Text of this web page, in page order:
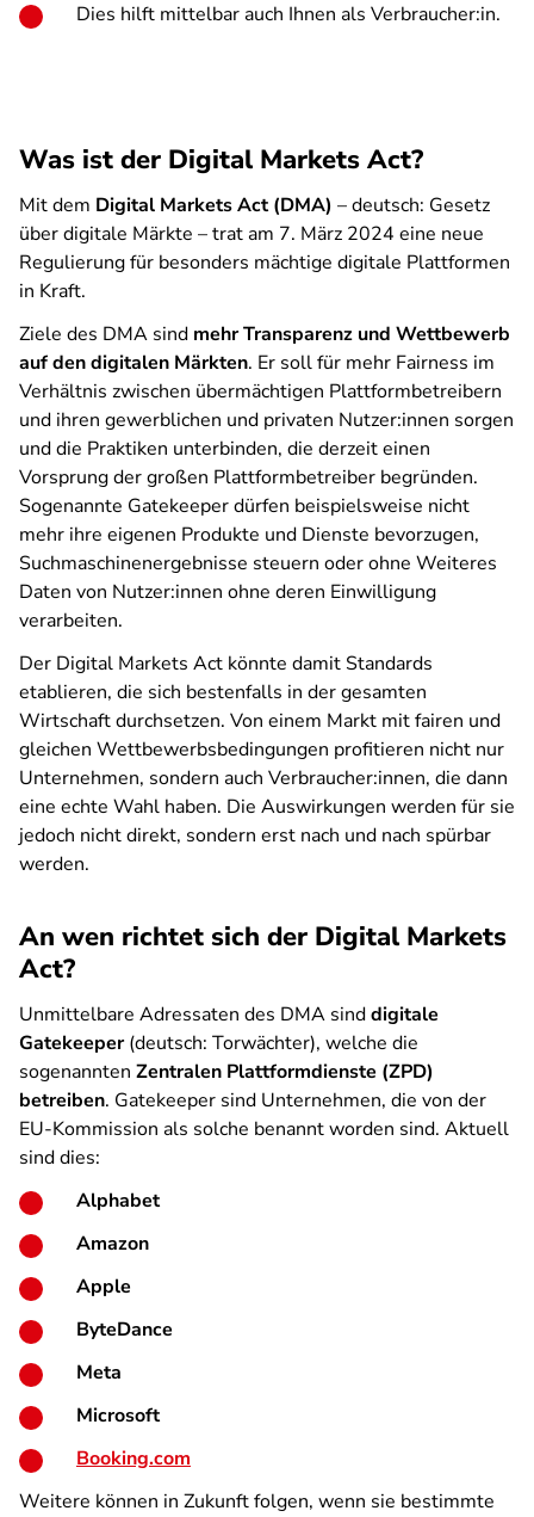
Dies hilft mittelbar auch Ihnen als Verbraucher:in.
Was ist der Digital Markets Act?
Mit dem Digital Markets Act (DMA) – deutsch: Gesetz
über digitale Märkte – trat am 7. März 2024 eine neue
Regulierung für besonders mächtige digitale Plattformen
in Kraft.
Ziele des DMA sind mehr Transparenz und Wettbewerb
auf den digitalen Märkten. Er soll für mehr Fairness im
Verhältnis zwischen übermächtigen Plattformbetreibern
und ihren gewerblichen und privaten Nutzer:innen sorgen
und die Praktiken unterbinden, die derzeit einen
Vorsprung der großen Plattformbetreiber begründen.
Sogenannte Gatekeeper dürfen beispielsweise nicht
mehr ihre eigenen Produkte und Dienste bevorzugen,
Suchmaschinenergebnisse steuern oder ohne Weiteres
Daten von Nutzer:innen ohne deren Einwilligung
verarbeiten.
Der Digital Markets Act könnte damit Standards
etablieren, die sich bestenfalls in der gesamten
Wirtschaft durchsetzen. Von einem Markt mit fairen und
gleichen Wettbewerbsbedingungen profitieren nicht nur
Unternehmen, sondern auch Verbraucher:innen, die dann
eine echte Wahl haben. Die Auswirkungen werden für sie
jedoch nicht direkt, sondern erst nach und nach spürbar
werden.
An wen richtet sich der Digital Markets
Act?
Unmittelbare Adressaten des DMA sinddigitale
Gatekeeper(deutsch: Torwächter), welche die
sogenannten Zentralen Plattformdienste (ZPD)
betreiben. Gatekeeper sind Unternehmen, die von der
EU-Kommission als solche benannt worden sind. Aktuell
sind dies:
Alphabet
Amazon
Apple
ByteDance
Meta
Microsoft
Booking.com
Weitere können in Zukunft folgen, wenn sie bestimmte